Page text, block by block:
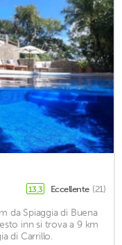
13,3 Eccellente (21)
da Spiaggia di Buena
inn si trova a 9 km
di Carrillo.